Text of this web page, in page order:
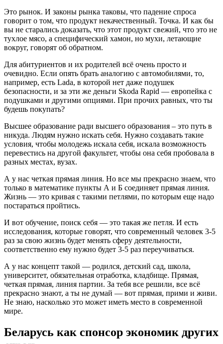
Это рынок. И законы рынка таковы, что падение спроса
говорит о том, что продукт некачественный. Точка. И как бы
вы не старались доказать, что этот продукт свежий, что это не
тухлое мясо, а специфический хамон, но мухи, летающие
вокруг, говорят об обратном.
Для абитуриентов и их родителей всё очень просто и
очевидно. Если опять брать аналогию с автомобилями, то,
например, есть Lada, в которой нет даже подушек
безопасности, и за эти же деньги Skoda Rapid — европейка с
подушками и другими опциями. При прочих равных, что ты
будешь покупать?
Высшее образование ради высшего образования – это путь в
никуда. Людям нужно искать себя. Нужно создавать такие
условия, чтобы молодежь искала себя, искала возможность
перевестись на другой факультет, чтобы она себя пробовала в
разных местах, вузах.
А у нас четкая прямая линия. Но все мы прекрасно знаем, что
только в математике пункты А и Б соединяет прямая линия.
Жизнь — это кривая с такими петлями, по которым еще надо
постараться пройтись.
И вот обучение, поиск себя — это такая же петля. И есть
исследования, которые говорят, что современный человек 3-5
раз за свою жизнь будет менять сферу деятельности,
соответственно ему нужно будет 3-5 раз переучиваться.
А у нас концепт такой — родился, детский сад, школа,
университет, обязательная отработка, кладбище. Прямая,
четкая прямая, линия партии. За тебя все решили, все всё
прекрасно знают, а ты не думай — вот прямая, прими и живи.
Не знаю, насколько это может иметь место в современной
мире.
Беларусь как спонсор экономик других